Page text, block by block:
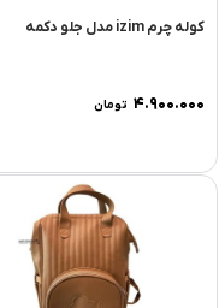
کوله چرم izim مدل جلو دکمه
۴.۹۰۰.۰۰۰ تومان